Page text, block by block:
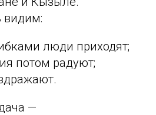
люди приходят;
потом радуют;
—